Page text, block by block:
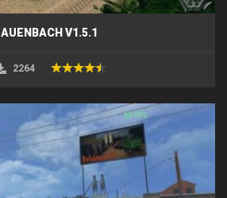
AUENBACH V1.5.1
2264